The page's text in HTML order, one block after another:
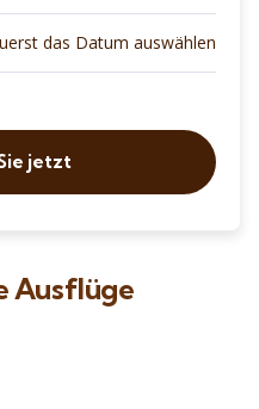
das Datum auswählen
jetzt
Ausflüge